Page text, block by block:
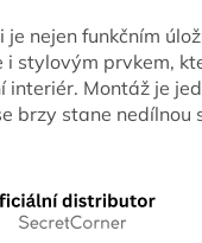
je nejen funkčním
i stylovým prvkem,
interiér. Montáž je
brzy stane nedílnou